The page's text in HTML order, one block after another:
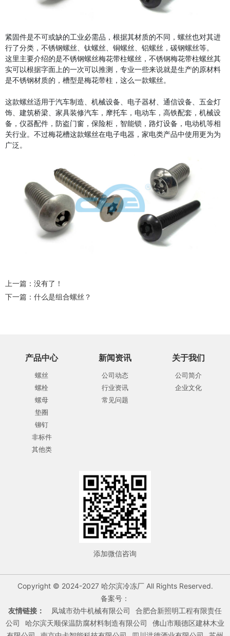
紧固件是不可或缺的工业必需品，根据其材质的不同，螺丝也对其进
行了分类，不锈钢螺丝、钛螺丝、铜螺丝、铝螺丝，碳钢螺丝等。
这里主要介绍的是不锈钢螺丝梅花带柱螺丝，不锈钢梅花带柱螺丝其
实可以根据字面上的一次可以推测，专业一些来说就是生产的原材料
是不锈钢材质的，槽型是梅花带柱，这么一款螺丝。
这款螺丝适用于汽车制造、机械设备、电子器材、通信设备、五金灯
饰、建筑桥梁、家具装修汽车，摩托车，电动车，高铁配套，机械设
备，仪器配件，防盗门窗，保险柜，智能锁，路灯设备，电动机等相
关行业。不过梅花槽这款螺丝在电子电器，家电类产品中使用更为为
广泛。
上一篇：没有了！
下一篇： 什么是组合螺丝？
产品中心
螺丝
螺栓
螺母
垫圈
铆钉
非标件
其他类
新闻资讯
公司动态
行业资讯
常见问题
关于我们
公司简介
企业文化
添加微信咨询
Copyright © 2024-2027 哈尔滨冷冻厂 All Rights Reserved.
备案号：
友情链接：
凤城市劲牛机械有限公司
合肥合新照明工程有限责任
公司
哈尔滨天顺保温防腐材料制造有限公司
佛山市顺德区建林木业